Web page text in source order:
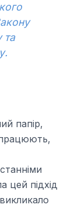
та
папір,
цей підхід